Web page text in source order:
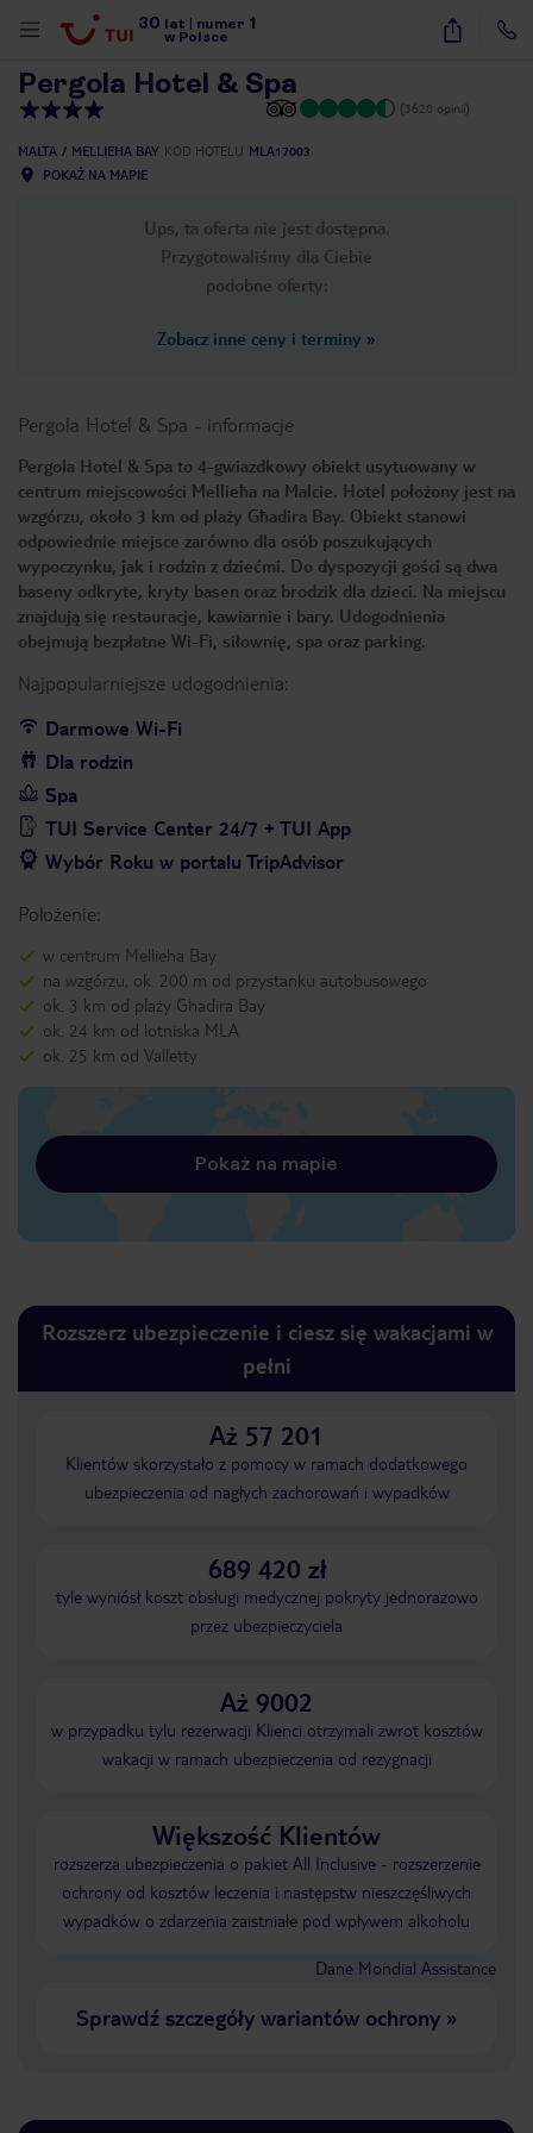
30 lat numer 1
w Polsce
34
Pergola Hotel & Spa
(3620 opinii)
MALTA MELLIEHA BAY KOD HOTELU MLA17003
POKAŻ NA MAPIE
Ups, ta oferta nie jest dostępna.
Przygotowaliśmy dla Ciebie
podobne oferty:
Zobacz inne ceny i terminy »
Pergola Hotel & Spa - informacje
Pergola Hotel & Spa to 4-gwiazdkowy obiekt usytuowany w
centrum miejscowości Mellieħa na Malcie. Hotel położony jest na
wzgórzu, około 3 km od plaży Għadira Bay. Obiekt stanowi
odpowiednie miejsce zarówno dla osób poszukujących
wypoczynku, jak i rodzin z dziećmi. Do dyspozycji gości są dwa
baseny odkryte, kryty basen oraz brodzik dla dzieci. Na miejscu
znajdują się restauracje, kawiarnie i bary. Udogodnienia
obejmują bezpłatne Wi-Fi, siłownię, spa oraz parking.
Najpopularniejsze udogodnienia:
Darmowe Wi-Fi
Dla rodzin
Spa
TUI Service Center 24/7 + TUI App
Wybór Roku w portalu TripAdvisor
Położenie:
w centrum Mellieha Bay
na wzgórzu, ok. 200 m od przystanku autobusowego
ok. 3 km od plaży Ghadira Bay
ok. 24 km od lotniska MLA
ok. 25 km od Valletty
Pokaż na mapie
Rozszerz ubezpieczenie i ciesz się wakacjami w
pełni
Aż 57 201
Klientów skorzystało z pomocy w ramach dodatkowego
ubezpieczenia od nagłych zachorowań i wypadków
689 420 zł
tyle wyniósł koszt obsługi medycznej pokryty jednorazowo
przez ubezpieczyciela
Aż 9002
w przypadku tylu rezerwacji Klienci otrzymali zwrot kosztów
wakacji w ramach ubezpieczenia od rezygnacji
Większość Klientów
rozszerza ubezpieczenia o pakiet All Inclusive - rozszerzenie
ochrony od kosztów leczenia i następstw nieszczęśliwych
wypadków o zdarzenia zaistniałe pod wpływem alkoholu
Dane Mondial Assistance
Sprawdź szczegóły wariantów ochrony»